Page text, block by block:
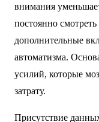
внимания
постоянно
дополнительные
автоматизма.
усилий, которые
затрату.
Присутствие